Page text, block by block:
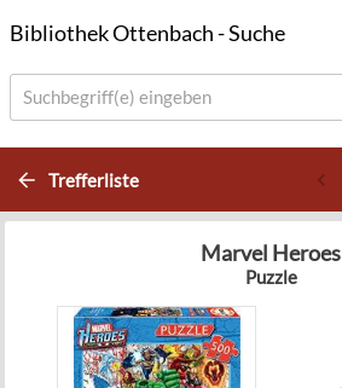
Bibliothek Ottenbach - Suche
Suchbegriff(e) eingeben
Trefferliste
Marvel Heroes
Puzzle